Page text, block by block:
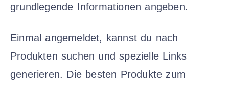
grundlegende Informationen angeben.
Einmal angemeldet, kannst du nach
Produkten suchen und spezielle Links
generieren. Die besten Produkte zum